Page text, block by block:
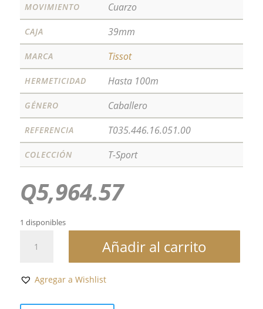
MOVIMIENTO Cuarzo
CAJA 39mm
MARCA Tissot
HERMETICIDAD Hasta 100m
GÉNERO Caballero
REFERENCIA T035.446.16.051.00
COLECCIÓN T-Sport
Q5,964.57
1 disponibles
cantidad
Añadir al carrito
Agregar a Wishlist